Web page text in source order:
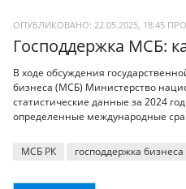
ОПУБЛИКОВАНО: 22.05.2025, 18:45
Господдержка МСБ:
В ходе обсуждения
бизнеса (МСБ) Министерство
статистические данные за 2024
определенные международные
МСБ РК господдержка бизнеса